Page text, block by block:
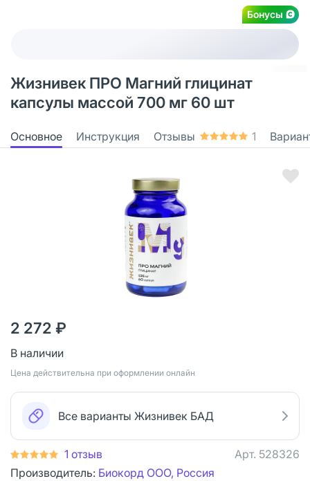
Бонусы
Жизнивек ПРО Магний глицинат
капсулы массой 700 мг 60 шт
Основное Инструкция Отзывы 1
2 272 ₽
В наличии
Цена действительна при оформлении онлайн
Все варианты Жизнивек БАД
1 отзыв Арт. 528326
Производитель: Биокорд ООО, Россия